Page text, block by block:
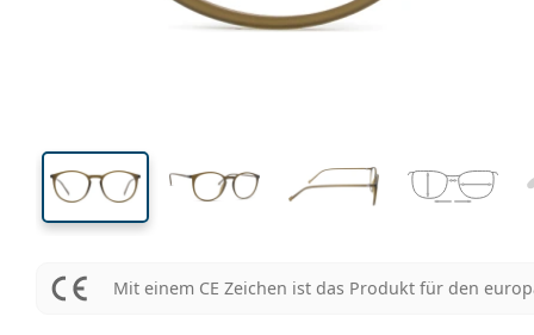
Mit einem CE Zeichen ist das Produkt für den